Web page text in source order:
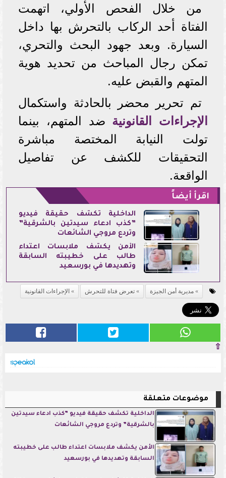
من خلال الفحص الأولي، اتهمت
الفتاة أحد الركاب بالتحرش بها داخل
السيارة. وبعد جهود البحث والتحري،
تمكن رجال المباحث من تحديد هوية
المتهم والقبض عليه.
تم تحرير محضر بالحادثة واستكمال
الإجراءات القانونية ضد المتهم، بينما
تولت النيابة المختصة مباشرة
التحقيقات للكشف عن تفاصيل
الواقعة.
اقرأ أيضاً
الداخلية تكشف حقيقة فيديو
”كذب ادعاء سيدتين بالشرقية”
وتردع مروجي الشائعات
الأمن يكشف ملابسات اعتداء
طالب على خطيبته السابقة
وتهديدها في بورسعيد
مديرية أمن الجيزة تعرض فتاة للتحرش الإجراءات القانونية
⇧
موضوعات متعلقة
الداخلية تكشف حقيقة فيديو ”كذب ادعاء سيدتين
بالشرقية” وتردع مروجي الشائعات
الأمن يكشف ملابسات اعتداء طالب على خطيبته
السابقة وتهديدها في بورسعيد